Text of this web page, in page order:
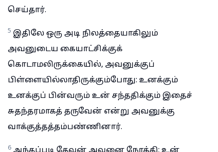
செய்தார்.
5 இதிலே ஒரு அடி நிலத்தையாகிலும்
அவனுடைய கையாட்சிக்குக்
கொடாமலிருக்கையில், அவனுக்குப்
பிள்ளையில்லாதிருக்கும்போது: உனக்கும்
உனக்குப் பின்வரும் உன் சந்ததிக்கும் இதைச்
சுதந்தரமாகத் தருவேன் என்று அவனுக்கு
வாக்குத்தத்தம்பண்ணினார்.
6